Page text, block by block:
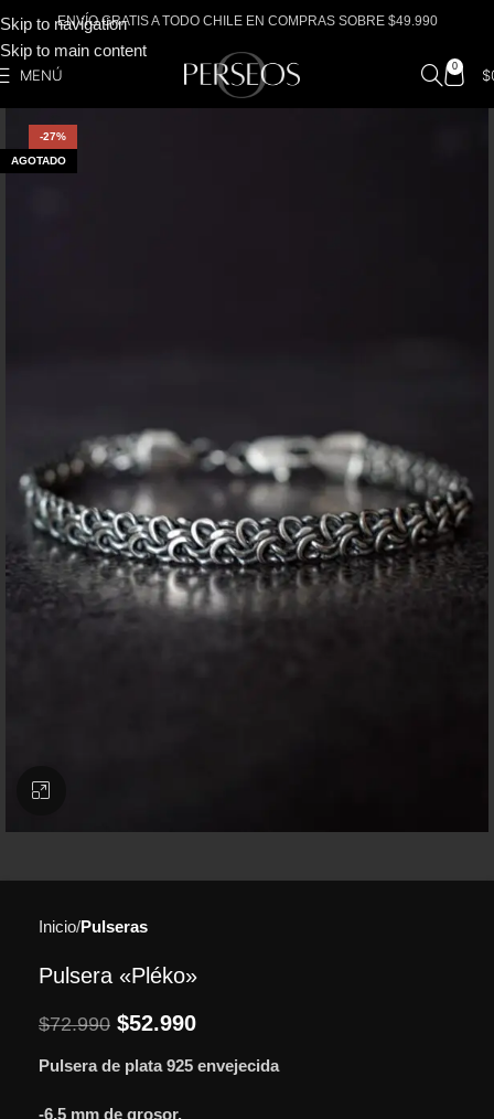
Skip to navigation
Skip to main content
ENVÍO GRATIS A TODO CHILE EN COMPRAS SOBRE $49.990
MENÚ 0 $
-27%
AGOTADO
Inicio Pulseras
Pulsera «Pléko»
$72.990 $52.990
Pulsera de plata 925 envejecida
-6,5 mm de grosor.